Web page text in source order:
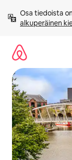
sisältö
väliin
Osa tiedoista
alkuperäinen